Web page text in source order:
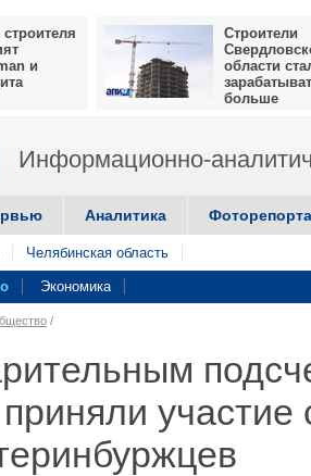
и
Строители
области
больше
Информационно-
Аналитика
Челябинская область
Экономика
/
приняли